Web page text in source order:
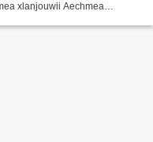
xlanjouwii Aechmea